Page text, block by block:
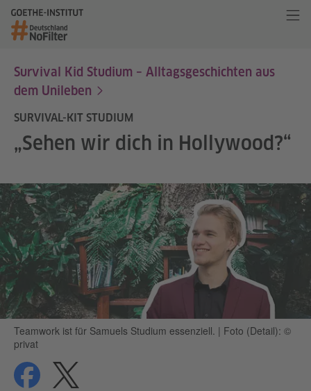
Survival Kid Studium – Alltagsgeschichten aus
dem Unileben
SURVIVAL-KIT STUDIUM
„Sehen wir dich in Hollywood?“
Teamwork ist für Samuels Studium essenziell. | Foto (Detail): ©
privat
teilen teilen